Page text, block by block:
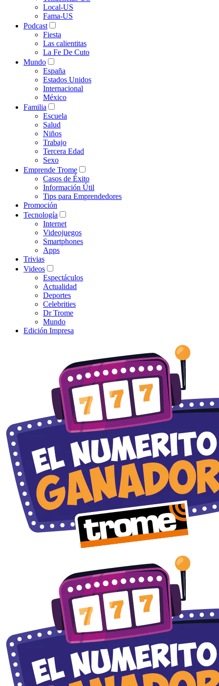
Local-US
Fama-US
Podcast
Fiesta
Las calientitas
La Fe De Cuto
Mundo
España
Estados Unidos
Internacional
México
Familia
Escuela
Salud
Niños
Trabajo
Tercera Edad
Sexo
Emprende Trome
Casos de Éxito
Información Útil
Tips para Emprendedores
Promoción
Tecnología
Internet
Videojuegos
Smartphones
Apps
Trivias
Videos
Espectáculos
Actualidad
Deportes
Celebrities
Dr Trome
Mundo
Edición Impresa